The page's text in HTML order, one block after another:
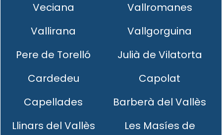
Veciana
Vallromanes
Vallirana
Vallgorguina
Pere de Torelló
Julià de Vilatorta
Cardedeu
Capolat
Capellades
Barberà del Vallès
Llinars del Vallès
Les Masíes de